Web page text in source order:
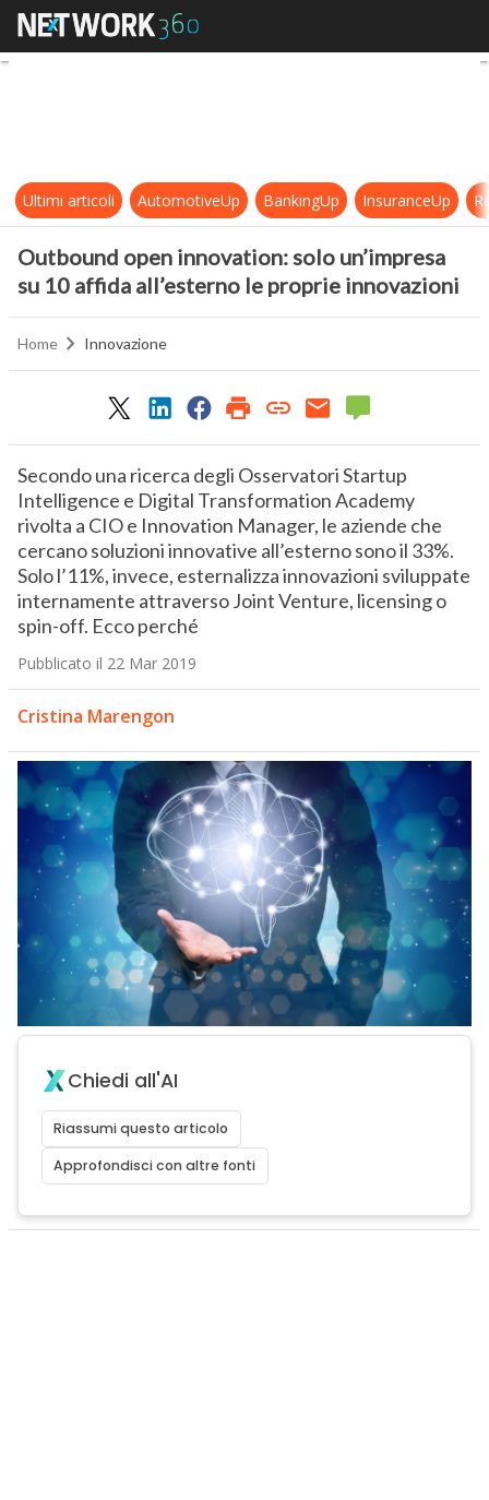
Outbound open innovation: solo
Ultimi articoli AutomotiveUp BankingUp InsuranceUp
Outbound open innovation: solo un’impresa
su 10 affida all’esterno le proprie innovazioni
Home Innovazione
Secondo una ricerca degli Osservatori Startup
Intelligence e Digital Transformation Academy
rivolta a CIO e Innovation Manager, le aziende che
cercano soluzioni innovative all’esterno sono il 33%.
Solo l’11%, invece, esternalizza innovazioni sviluppate
internamente attraverso Joint Venture, licensing o
spin-off. Ecco perché
Pubblicato il 22 Mar 2019
Cristina Marengon
Chiedi all'AI
Riassumi questo articolo
Approfondisci con altre fonti